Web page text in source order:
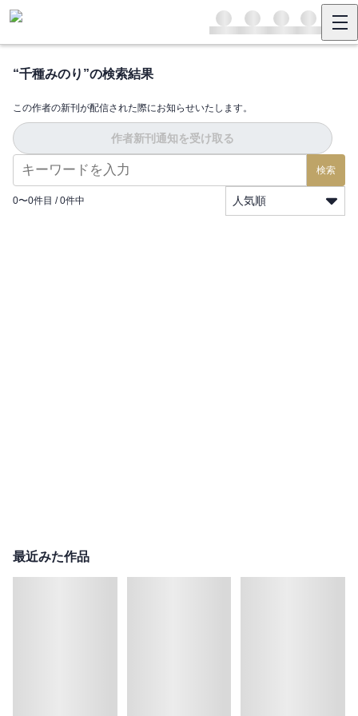
“千種みのり ”の検索結果
この作者の新刊が配信された際にお知らせいたします。
作者新刊通知を受け取る
検索
0〜0件目 / 0件中 人気順
最近みた作品